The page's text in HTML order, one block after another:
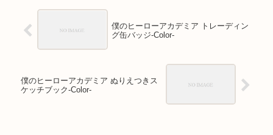
僕のヒーローアカデミア トレーディン
グ缶バッジ-Color-
僕のヒーローアカデミア ぬりえつきス
ケッチブック-Color-